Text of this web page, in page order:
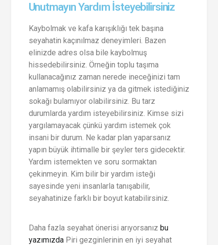
Unutmayın Yardım İsteyebilirsiniz
Kaybolmak ve kafa karışıklığı tek başına
seyahatin kaçınılmaz deneyimleri. Bazen
elinizde adres olsa bile kaybolmuş
hissedebilirsiniz. Örneğin toplu taşıma
kullanacağınız zaman nerede ineceğinizi tam
anlamamış olabilirsiniz ya da gitmek istediğiniz
sokağı bulamıyor olabilirsiniz. Bu tarz
durumlarda yardım isteyebilirsiniz. Kimse sizi
yargılamayacak çünkü yardım istemek çok
insani bir durum. Ne kadar plan yaparsanız
yapın büyük ihtimalle bir şeyler ters gidecektir.
Yardım istemekten ve soru sormaktan
çekinmeyin. Kim bilir bir yardım isteği
sayesinde yeni insanlarla tanışabilir,
seyahatinize farklı bir boyut katabilirsiniz.
Daha fazla seyahat önerisi arıyorsanız bu
yazımızdaPiri gezginlerinin en iyi seyahat